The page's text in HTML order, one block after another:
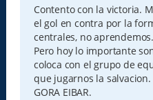
s
a
e
Contento con la victoria.
el gol en contra por la
centrales, no aprendemos.
Pero hoy lo importante
coloca con el grupo de
que jugarnos la salvacion.
GORA EIBAR.